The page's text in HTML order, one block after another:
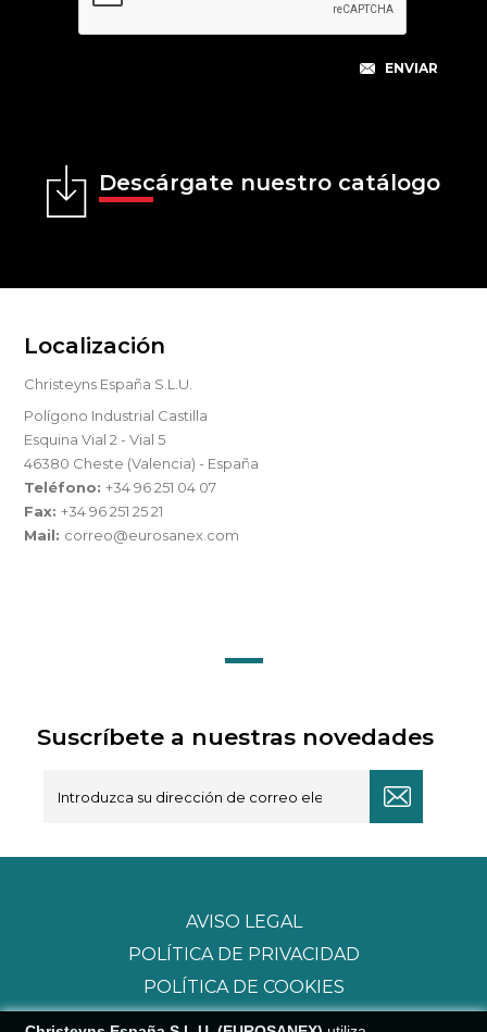
Descárgate nuestro catálogo
Localización
Christeyns España S.L.U.
Polígono Industrial Castilla
Esquina Vial 2 - Vial 5
46380 Cheste (Valencia) - España
Teléfono:+34 96 251 04 07
Fax:+34 96 251 25 21
Mail: correo@eurosanex.com
Suscríbete a nuestras novedades
AVISO LEGAL
POLÍTICA DE PRIVACIDAD
POLÍTICA DE COOKIES